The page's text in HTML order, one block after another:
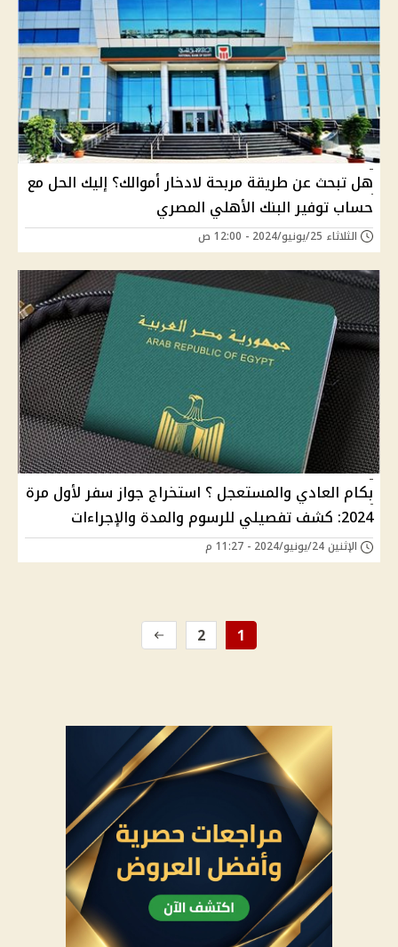
هل تبحث عن طريقة مربحة لادخار أموالك؟ إليك الحل مع
حساب توفير البنك الأهلي المصري
الثلاثاء 25/يونيو/2024 - 12:00 ص
بكام العادي والمستعجل ؟ استخراج جواز سفر لأول مرة
2024: كشف تفصيلي للرسوم والمدة والإجراءات
الإثنين 24/يونيو/2024 - 11:27 م
1
2